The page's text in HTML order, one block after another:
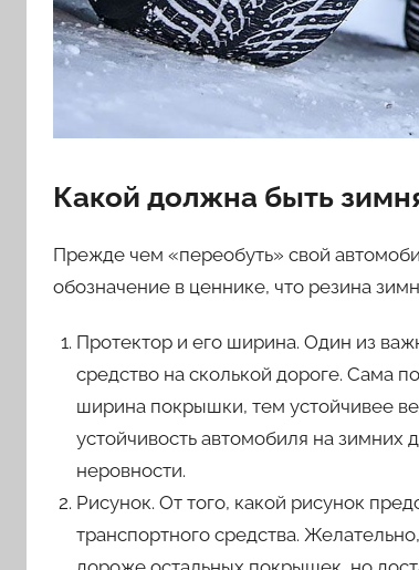
Какой должна быть
Прежде чем «переобуть» свой
обозначение в ценнике, что резина
Протектор и его ширина. Один из
средство на сколькой дороге. Сама
ширина покрышки, тем устойчивее
устойчивость автомобиля на зимних
неровности.
Рисунок. От того, какой рисунок
транспортного средства.